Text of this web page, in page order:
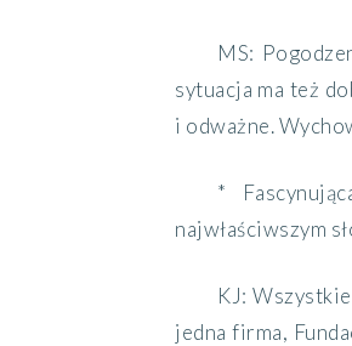
MS:
sytuacja ma też
i odważne.
*
najwłaściwszym
KJ:
jedna firma,